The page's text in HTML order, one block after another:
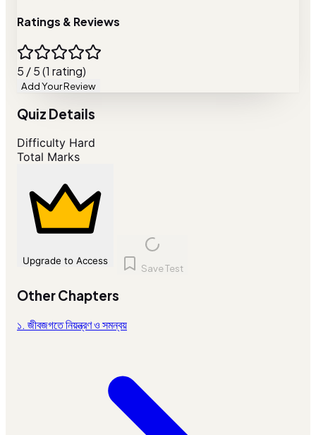
Ratings & Reviews
5 / 5 (1 rating)
Add Your Review
Quiz Details
Difficulty Hard
Total Marks
Upgrade to Access
Save Test
Other Chapters
১. জীবজগতে নিয়ন্ত্রণ ও সমন্বয়